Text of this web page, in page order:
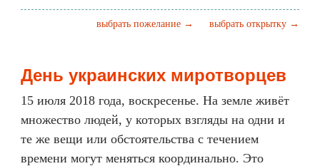
выбрать открытку →
выбрать пожелание →
День украинских миротворцев
15 июля 2018 года, воскресенье. На земле живёт
множество людей, у которых взгляды на одни и
те же вещи или обстоятельства с течением
времени могут меняться координально. Это